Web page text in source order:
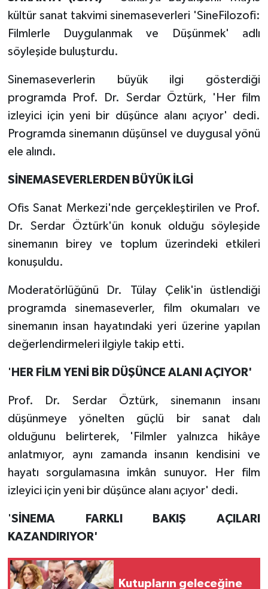
kültür sanat takvimi sinemaseverleri 'SineFilozofi:
Filmlerle Duygulanmak ve Düşünmek' adlı
söyleşide buluşturdu.
Sinemaseverlerin büyük ilgi gösterdiği
programda Prof. Dr. Serdar Öztürk, 'Her film
izleyici için yeni bir düşünce alanı açıyor' dedi.
Programda sinemanın düşünsel ve duygusal yönü
ele alındı.
SİNEMASEVERLERDEN BÜYÜK İLGİ
Ofis Sanat Merkezi'nde gerçekleştirilen ve Prof.
Dr. Serdar Öztürk'ün konuk olduğu söyleşide
sinemanın birey ve toplum üzerindeki etkileri
konuşuldu.
Moderatörlüğünü Dr. Tülay Çelik'in üstlendiği
programda sinemaseverler, film okumaları ve
sinemanın insan hayatındaki yeri üzerine yapılan
değerlendirmeleri ilgiyle takip etti.
' HER FİLM YENİ BİR DÜŞÜNCE ALANI AÇIYOR'
Prof. Dr. Serdar Öztürk, sinemanın insanı
düşünmeye yönelten güçlü bir sanat dalı
olduğunu belirterek, 'Filmler yalnızca hikâye
anlatmıyor, aynı zamanda insanın kendisini ve
hayatı sorgulamasına imkân sunuyor. Her film
izleyici için yeni bir düşünce alanı açıyor' dedi.
'SİNEMA FARKLI BAKIŞ AÇILARI
KAZANDIRIYOR'
Kutupların geleceğine